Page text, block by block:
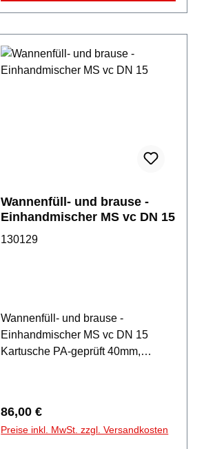
Wannenfüll- und brause -
Einhandmischer MS vc DN 15
130129
Wannenfüll- und brause -
Einhandmischer MS vc DN 15
Kartusche PA-geprüft 40mm,
Regulärer Preis:
86,00 €
Preise inkl. MwSt. zzgl. Versandkosten